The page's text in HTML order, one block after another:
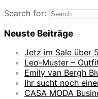
Search for:
Neuste Beiträge
Jetz im Sale über
Leo-Muster –
Emily van Bergh
Ihr sucht noch
CASA MODA